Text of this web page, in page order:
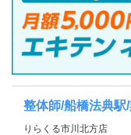
整体師/船橋法典駅
りらくる市川北方店